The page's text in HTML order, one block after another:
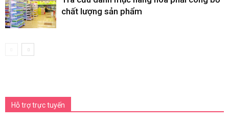
chất lượng sản phẩm
Hỗ trợ trực tuyến